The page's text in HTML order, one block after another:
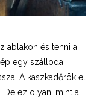
ablakon és tenni a
egy szálloda
A kaszkadőrök el
De ez olyan, mint a